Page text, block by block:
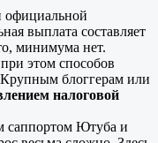
официальной
выплата составляет
минимума нет.
этом способов
Крупным блоггерам или
налоговой
саппортом Ютуба и